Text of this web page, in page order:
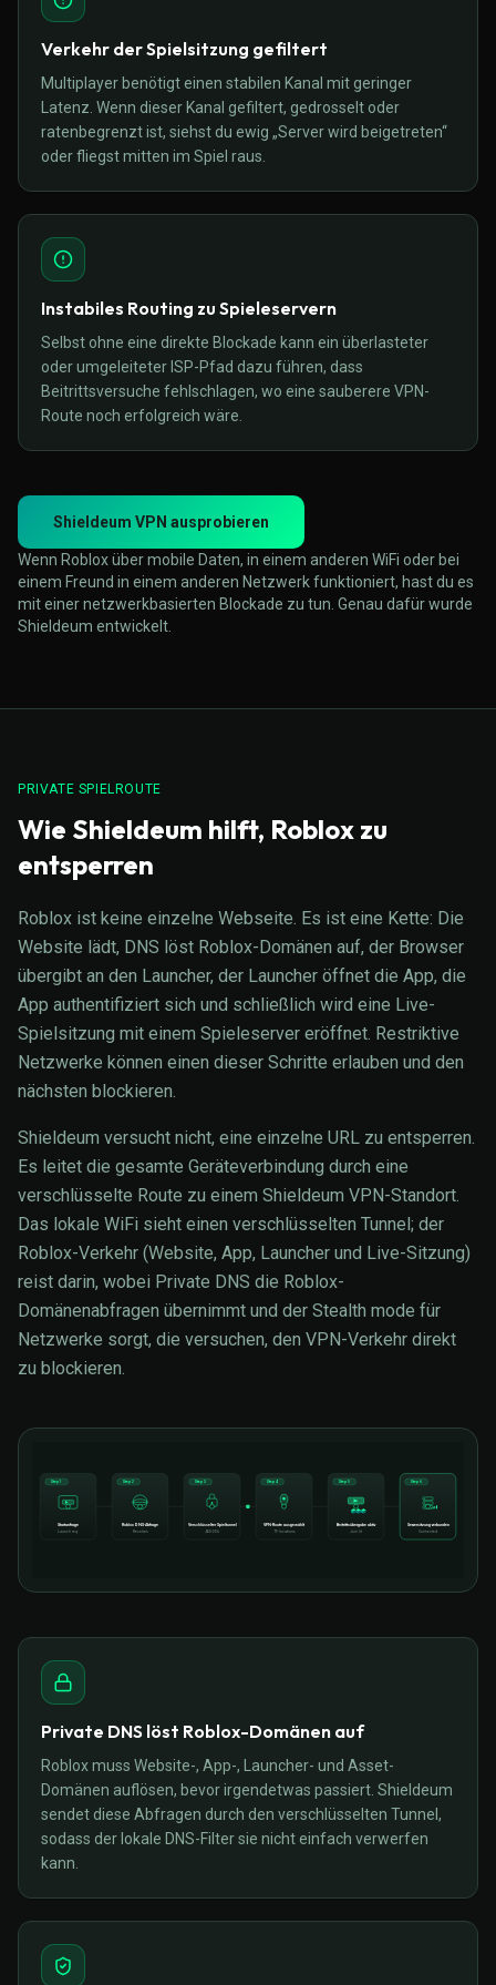
Verkehr der Spielsitzung gefiltert
Multiplayer benötigt einen stabilen Kanal mit geringer
Latenz. Wenn dieser Kanal gefiltert, gedrosselt oder
ratenbegrenzt ist, siehst du ewig „Server wird beigetreten“
oder fliegst mitten im Spiel raus.
Instabiles Routing zu Spieleservern
Selbst ohne eine direkte Blockade kann ein überlasteter
oder umgeleiteter ISP-Pfad dazu führen, dass
Beitrittsversuche fehlschlagen, wo eine sauberere VPN-
Route noch erfolgreich wäre.
Shieldeum VPN ausprobieren
Wenn Roblox über mobile Daten, in einem anderen WiFi oder bei
einem Freund in einem anderen Netzwerk funktioniert, hast du es
mit einer netzwerkbasierten Blockade zu tun. Genau dafür wurde
Shieldeum entwickelt.
PRIVATE SPIELROUTE
Wie Shieldeum hilft, Roblox zu
entsperren
Roblox ist keine einzelne Webseite. Es ist eine Kette: Die
Website lädt, DNS löst Roblox-Domänen auf, der Browser
übergibt an den Launcher, der Launcher öffnet die App, die
App authentifiziert sich und schließlich wird eine Live-
Spielsitzung mit einem Spieleserver eröffnet. Restriktive
Netzwerke können einen dieser Schritte erlauben und den
nächsten blockieren.
Shieldeum versucht nicht, eine einzelne URL zu entsperren.
Es leitet die gesamte Geräteverbindung durch eine
verschlüsselte Route zu einem Shieldeum VPN-Standort.
Das lokale WiFi sieht einen verschlüsselten Tunnel; der
Roblox-Verkehr (Website, App, Launcher und Live-Sitzung)
reist darin, wobei Private DNS die Roblox-
Domänenabfragen übernimmt und der Stealth mode für
Netzwerke sorgt, die versuchen, den VPN-Verkehr direkt
zu blockieren.
Step 1
Startanfrage
Launch req.
Step 2
Roblox DNS-Abfrage
Resolves
Step 3
Verschlüsselter Spieltunnel
AES-256
Step 4
VPN-Route ausgewählt
79 locations
Step 5
Beitrittsübergabe aktiv
Join lit
Step 6
Serversitzung verbunden
Connected
Private DNS löst Roblox-Domänen auf
Roblox muss Website-, App-, Launcher- und Asset-
Domänen auflösen, bevor irgendetwas passiert. Shieldeum
sendet diese Abfragen durch den verschlüsselten Tunnel,
sodass der lokale DNS-Filter sie nicht einfach verwerfen
kann.